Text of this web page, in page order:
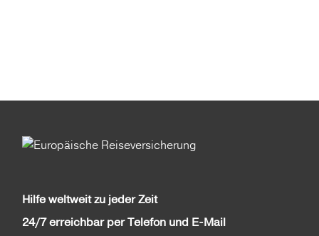
Hilfe weltweit zu jeder Zeit
24/7 erreichbar per Telefon und E-Mail